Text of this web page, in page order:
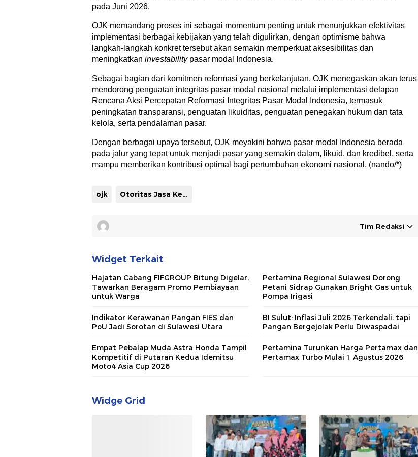
pada Juni 2026.
OJK memandang proses ini sebagai momentum penting untuk menunjukkan efektivitas
implementasi berbagai kebijakan yang telah digulirkan, dengan optimisme bahwa
langkah-langkah konkret tersebut akan semakin memperkuat aksesibilitas dan
meningkatkan investabilitypasar modal Indonesia.
Sebagai bagian dari komitmen reformasi yang berkelanjutan, OJK menegaskan akan terus
mendorong penguatan integritas pasar modal nasional melalui implementasi delapan
Rencana Aksi Percepatan Reformasi Integritas Pasar Modal Indonesia, termasuk
peningkatan transparansi, penguatan likuiditas, penguatan penegakan hukum dan tata
kelola, serta pendalaman pasar.
Dengan berbagai upaya tersebut, OJK meyakini bahwa pasar modal Indonesia berada
pada jalur yang tepat untuk menjadi pasar yang semakin dalam, likuid, dan kredibel, serta
mampu memberikan kontribusi optimal bagi pertumbuhan ekonomi nasional. (nando/*)
ojk Otoritas Jasa Keuangan
Tim Redaksi
Widget Terkait
Hajatan Cabang FIFGROUP Bitung Digelar,
Tawarkan Beragam Promo Pembiayaan
untuk Warga
Pertamina Regional Sulawesi Dorong
Petani Sidrap Gunakan Bright Gas untuk
Pompa Irigasi
Indikator Kerawanan Pangan FIES dan
PoU Jadi Sorotan di Sulawesi Utara
BI Sulut: Inflasi Juli 2026 Terkendali, tapi
Pangan Bergejolak Perlu Diwaspadai
Empat Pebalap Muda Astra Honda Tampil
Kompetitif di Putaran Kedua Idemitsu
Moto4 Asia Cup 2026
Pertamina Turunkan Harga Pertamax dan
Pertamax Turbo Mulai 1 Agustus 2026
Widge Grid